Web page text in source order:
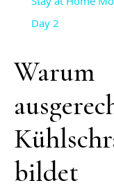
Day 2
Warum
bildet